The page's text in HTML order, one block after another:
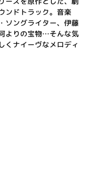
ンドトラック。音楽
ソングライター、伊藤
よりの宝物…そんな気
くナイーヴなメロディ